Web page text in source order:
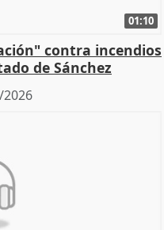
01:10
contra incendios
de Sánchez